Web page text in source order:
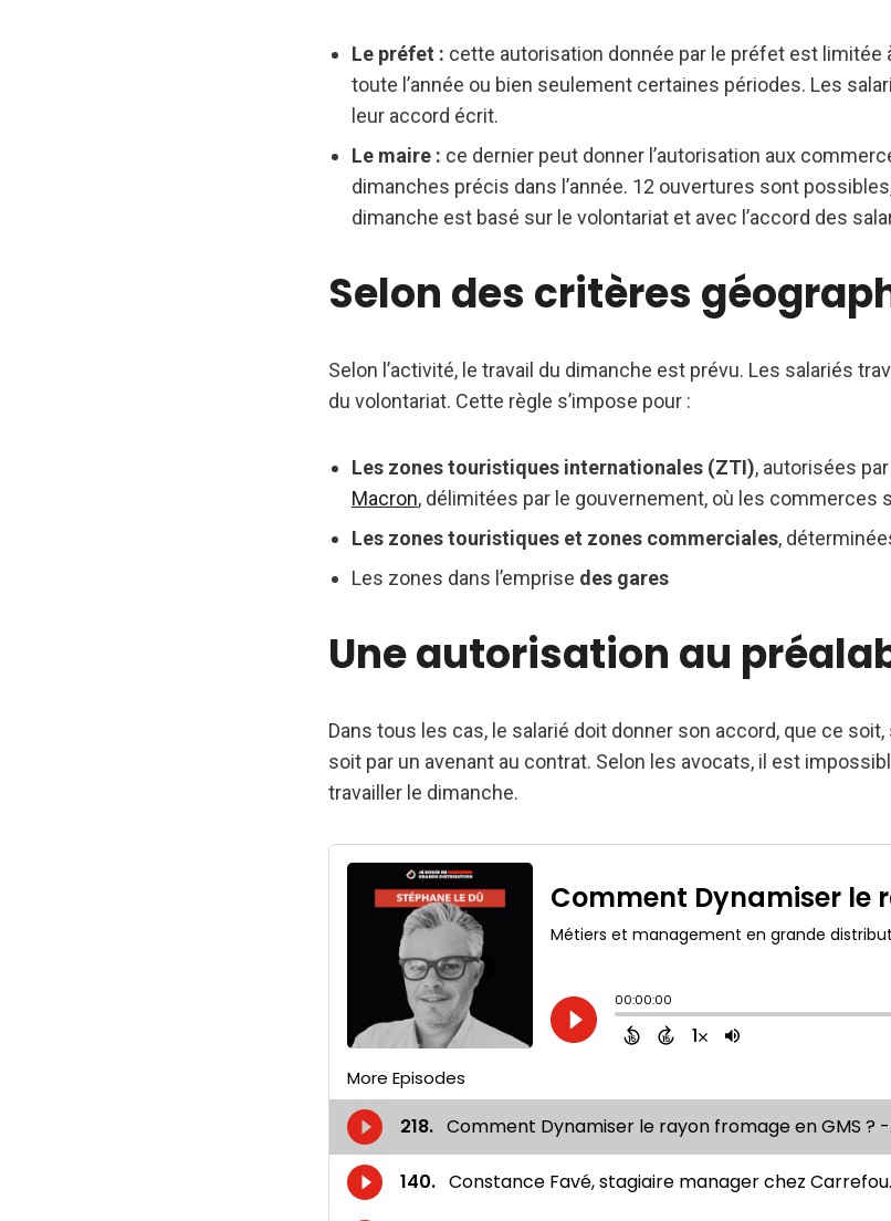
Le préfet : cette autorisation donnée par le préfet est limitée
toute l’année ou bien seulement certaines périodes. Les
leur accord écrit.
Le maire : ce dernier peut donner l’autorisation aux
dimanches précis dans l’année. 12 ouvertures sont
dimanche est basé sur le volontariat et avec l’accord des
Selon des critères
Selon l’activité, le travail du dimanche est prévu. Les salariés
du volontariat. Cette règle s’impose pour :
Les zones touristiques internationales (ZTI), autorisées par
Macron, délimitées par le gouvernement, où les commerces
Les zones touristiques et zones commerciales,
Les zones dans l’emprise des gares
Une autorisation au
Dans tous les cas, le salarié doit donner son accord, que ce
soit par un avenant au contrat. Selon les avocats, il est
travailler le dimanche.